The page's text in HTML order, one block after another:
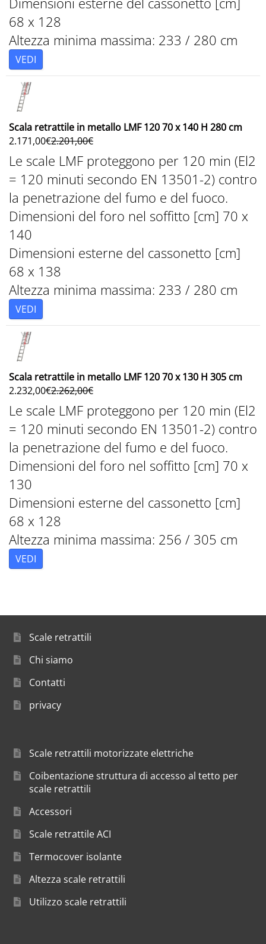
68 x 128
Altezza minima massima: 233 / 280 cm
VEDI
Scala retrattile in metallo LMF 120 70 x 140 H 280 cm
2.171,00€2.201,00€
Le scale LMF proteggono per 120 min (El2
= 120 minuti secondo EN 13501-2) contro
la penetrazione del fumo e del fuoco.
Dimensioni del foro nel soffitto [cm] 70 x
140
Dimensioni esterne del cassonetto [cm]
68 x 138
Altezza minima massima: 233 / 280 cm
VEDI
Scala retrattile in metallo LMF 120 70 x 130 H 305 cm
2.232,00€2.262,00€
Le scale LMF proteggono per 120 min (El2
= 120 minuti secondo EN 13501-2) contro
la penetrazione del fumo e del fuoco.
Dimensioni del foro nel soffitto [cm] 70 x
130
Dimensioni esterne del cassonetto [cm]
68 x 128
Altezza minima massima: 256 / 305 cm
VEDI
Scale retrattili
Chi siamo
Contatti
privacy
Scale retrattili motorizzate elettriche
Coibentazione struttura di accesso al tetto per
scale retrattili
Accessori
Scale retrattile ACI
Termocover isolante
Altezza scale retrattili
Utilizzo scale retrattili